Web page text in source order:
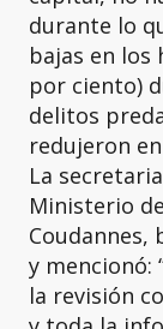
durante lo
bajas en los
por ciento)
delitos
redujeron
La
Ministerio
Coudannes,
y mencionó:
la revisión